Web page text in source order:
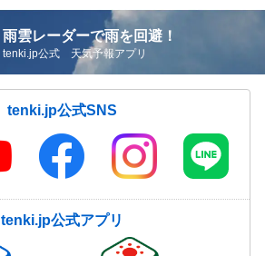
雨雲レーダーで雨を回避！
tenki.jp公式 天気予報アプリ
tenki.jp公式SNS
tenki.jp公式アプリ